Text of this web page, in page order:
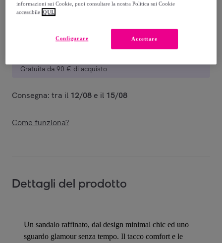
Gratuita da 90 € di acquisto
Consegna: tra il 12/08 e il 15/08
Come funziona?
Dettagli del prodotto
Un sandalo raffinato, dal design minimal chic ed uno
sguardo glamour senza tempo. Il tacco comfort e le
informazioni sui Cookie, puoi consultare la nostra Politica sui Cookie
accessibile QUI.
Accettare
Configurare